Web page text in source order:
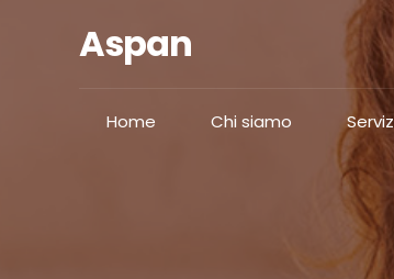
Aspan
Home Chi siamo